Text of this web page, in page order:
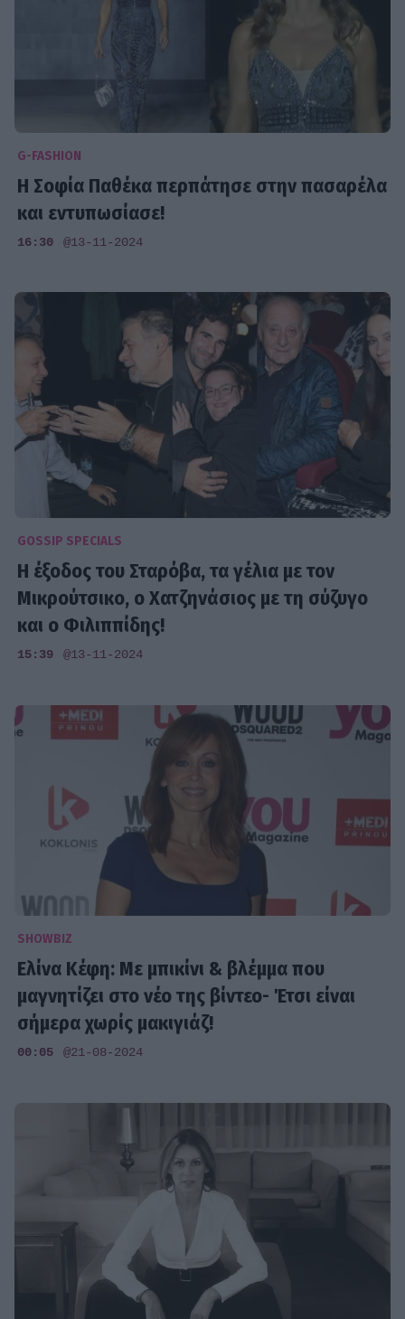
G-FASHION
Η Σοφία Παθέκα περπάτησε στην πασαρέλα
και εντυπωσίασε!
16:30 @13-11-2024
GOSSIP SPECIALS
Η έξοδος του Σταρόβα, τα γέλια με τον
Μικρούτσικο, ο Χατζηνάσιος με τη σύζυγο
και ο Φιλιππίδης!
15:39 @13-11-2024
SHOWBIZ
Ελίνα Κέφη: Με μπικίνι & βλέμμα που
μαγνητίζει στο νέο της βίντεο- Έτσι είναι
σήμερα χωρίς μακιγιάζ!
00:05 @21-08-2024